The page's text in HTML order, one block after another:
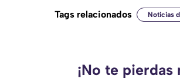
Tags relacionados Noticias
¡No te